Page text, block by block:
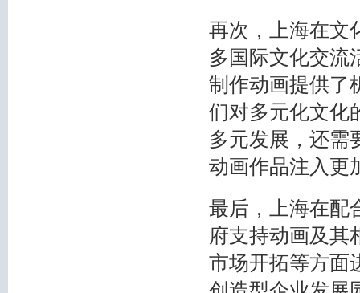
再次，上海在文
多国际文化交流
制作动画提供了
们对多元化文化
多元发展，还需
动画作品注入更
最后，上海在配
府支持动画及其
市场开拓等方面